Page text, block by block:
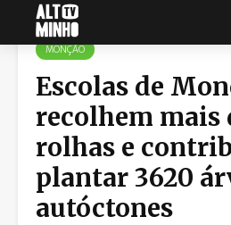
MONÇÃO
Escolas de
recolhem mais
rolhas e
plantar 3620
autóctones